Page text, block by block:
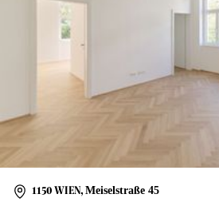
1150 WIEN, Meiselstraße 45